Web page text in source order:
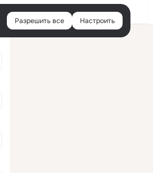
Войти
Разрешить все Настроить